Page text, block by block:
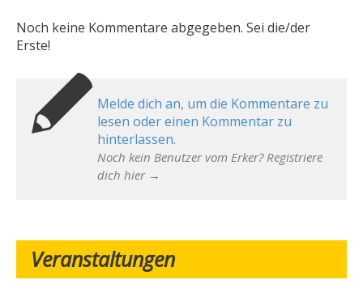
Noch keine Kommentare abgegeben. Sei die/der
Erste!
Melde dich an, um die Kommentare zu
lesen oder einen Kommentar zu
hinterlassen.
Noch kein Benutzer vom Erker? Registriere
dich hier →
Veranstaltungen